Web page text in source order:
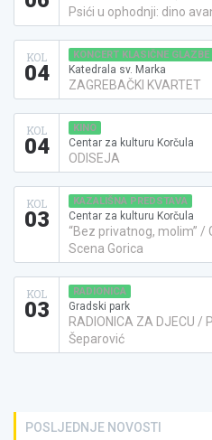
Psići u ophodnji: dino
KOL
04
KONCERT KLASIČNE GLAZBE
Katedrala sv. Marka
ZAGREBAČKI KVARTET
KOL
04
KINO
Centar za kulturu Korčula
ODISEJA
KOL
03
KAZALIŠNA PREDSTAVA
Centar za kulturu Korčula
“Bez privatnog, molim” /
Scena Gorica
KOL
03
RADIONICA
Gradski park
RADIONICA ZA DJECU /
Šeparović
POSLJEDNJE NOVOSTI